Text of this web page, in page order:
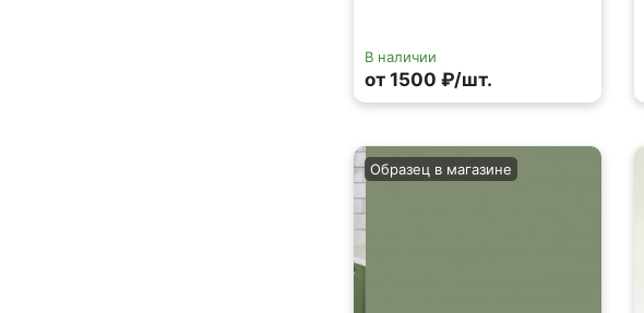
В наличии
от 1500 ₽/шт.
Образец в магазине